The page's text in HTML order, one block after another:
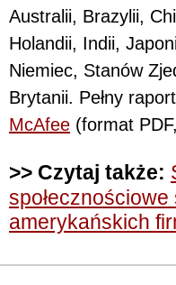
Australii, Brazylii,
Holandii, Indii,
Niemiec, Stanów
Brytanii. Pełny
McAfee (format
>> Czytaj także:
amerykańskich